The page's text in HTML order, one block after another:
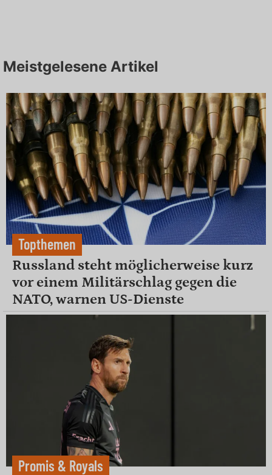
Meistgelesene Artikel
Topthemen
Russland steht möglicherweise kurz
vor einem Militärschlag gegen die
NATO, warnen US-Dienste
Promis & Royals